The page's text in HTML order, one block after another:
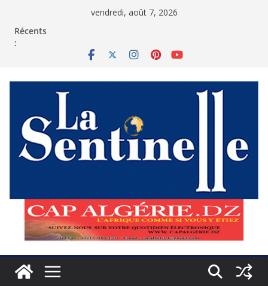
vendredi, août 7, 2026
Récents
: